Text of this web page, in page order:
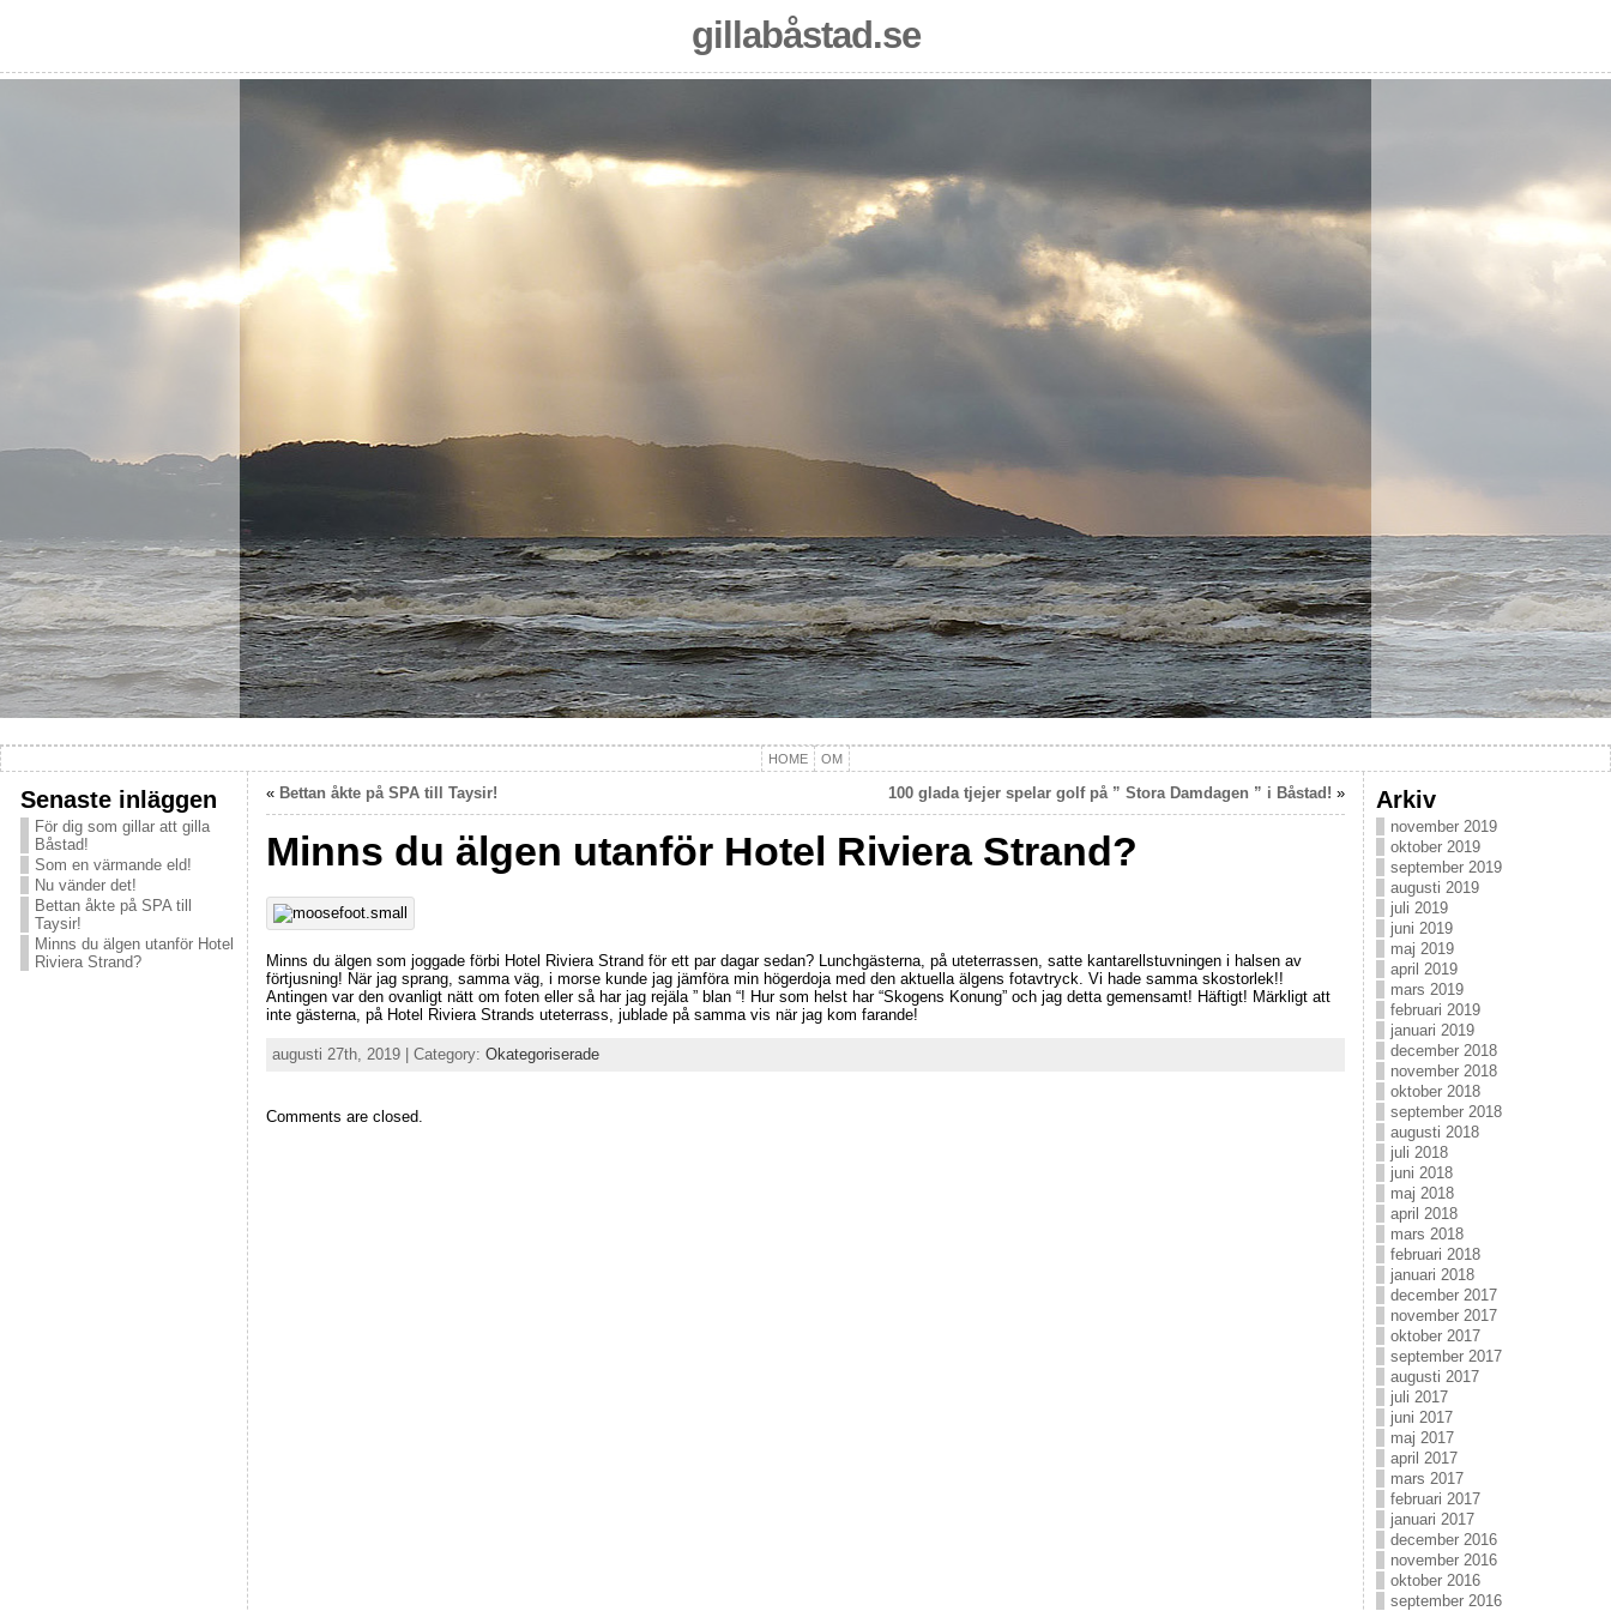
gillabåstad.se
HOME OM
Senaste inläggen
För dig som gillar att gilla
Båstad!
Som en värmande eld!
Nu vänder det!
Bettan åkte på SPA till
Taysir!
Minns du älgen utanför Hotel
Riviera Strand?
« Bettan åkte på SPA till Taysir! 100 glada tjejer spelar golf på ” Stora Damdagen ” i Båstad! »
Minns du älgen utanför Hotel Riviera Strand?
Minns du älgen som joggade förbi Hotel Riviera Strand för ett par dagar sedan? Lunchgästerna, på uteterrassen, satte kantarellstuvningen i halsen av
förtjusning! När jag sprang, samma väg, i morse kunde jag jämföra min högerdoja med den aktuella älgens fotavtryck. Vi hade samma skostorlek!!
Antingen var den ovanligt nätt om foten eller så har jag rejäla ” blan “! Hur som helst har “Skogens Konung” och jag detta gemensamt! Häftigt! Märkligt att
inte gästerna, på Hotel Riviera Strands uteterrass, jublade på samma vis när jag kom farande!
augusti 27th, 2019 | Category: Okategoriserade
Comments are closed.
Arkiv
november 2019
oktober 2019
september 2019
augusti 2019
juli 2019
juni 2019
maj 2019
april 2019
mars 2019
februari 2019
januari 2019
december 2018
november 2018
oktober 2018
september 2018
augusti 2018
juli 2018
juni 2018
maj 2018
april 2018
mars 2018
februari 2018
januari 2018
december 2017
november 2017
oktober 2017
september 2017
augusti 2017
juli 2017
juni 2017
maj 2017
april 2017
mars 2017
februari 2017
januari 2017
december 2016
november 2016
oktober 2016
september 2016